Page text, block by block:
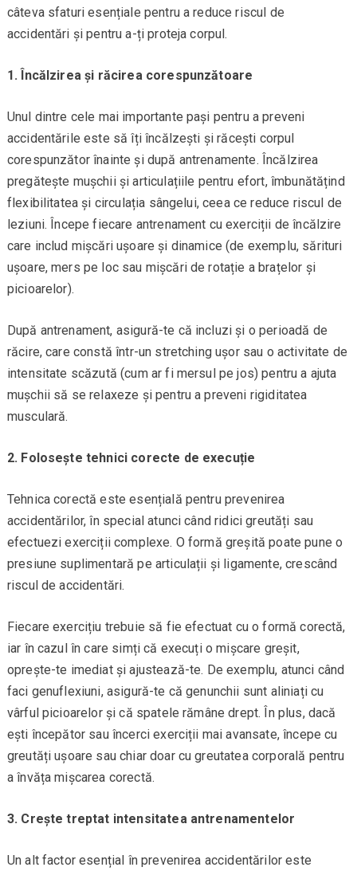
câteva sfaturi esențiale pentru a reduce riscul de
accidentări și pentru a-ți proteja corpul.
1. Încălzirea și răcirea corespunzătoare
Unul dintre cele mai importante pași pentru a preveni
accidentările este să îți încălzești și răcești corpul
corespunzător înainte și după antrenamente. Încălzirea
pregătește mușchii și articulațiile pentru efort, îmbunătățind
flexibilitatea și circulația sângelui, ceea ce reduce riscul de
leziuni. Începe fiecare antrenament cu exerciții de încălzire
care includ mișcări ușoare și dinamice (de exemplu, sărituri
ușoare, mers pe loc sau mișcări de rotație a brațelor și
picioarelor).
După antrenament, asigură-te că incluzi și o perioadă de
răcire, care constă într-un stretching ușor sau o activitate de
intensitate scăzută (cum ar fi mersul pe jos) pentru a ajuta
mușchii să se relaxeze și pentru a preveni rigiditatea
musculară.
2. Folosește tehnici corecte de execuție
Tehnica corectă este esențială pentru prevenirea
accidentărilor, în special atunci când ridici greutăți sau
efectuezi exerciții complexe. O formă greșită poate pune o
presiune suplimentară pe articulații și ligamente, crescând
riscul de accidentări.
Fiecare exercițiu trebuie să fie efectuat cu o formă corectă,
iar în cazul în care simți că execuți o mișcare greșit,
oprește-te imediat și ajustează-te. De exemplu, atunci când
faci genuflexiuni, asigură-te că genunchii sunt aliniați cu
vârful picioarelor și că spatele rămâne drept. În plus, dacă
ești începător sau încerci exerciții mai avansate, începe cu
greutăți ușoare sau chiar doar cu greutatea corporală pentru
a învăța mișcarea corectă.
3. Crește treptat intensitatea antrenamentelor
Un alt factor esențial în prevenirea accidentărilor este